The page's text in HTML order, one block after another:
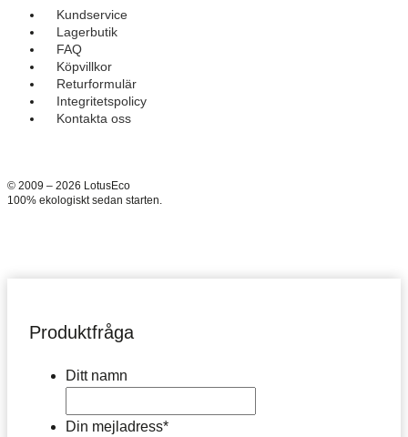
Kundservice
Lagerbutik
FAQ
Köpvillkor
Returformulär
Integritetspolicy
Kontakta oss
© 2009 – 2026 LotusEco
100% ekologiskt sedan starten.
Produktfråga
Ditt namn
Din mejladress*